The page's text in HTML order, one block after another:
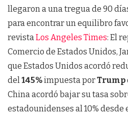
llegaron a una tregua de 90
para encontrar un equilibro
revista Los Angeles Times: El
Comercio de Estados Unidos,
que Estados Unidos acordó
del 145%impuesta porTrump
China acordó bajar su tasa
estadounidenses al 10% desde